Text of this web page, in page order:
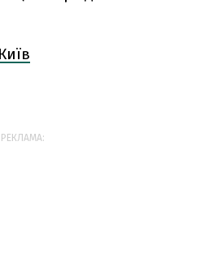
РЕКЛАМА: